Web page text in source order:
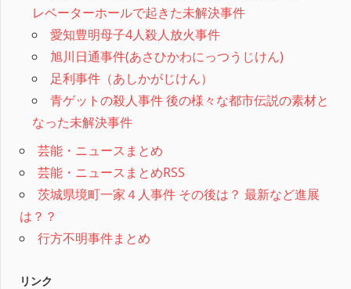
レベーターホールで起きた未解決事件
愛知豊明母子4人殺人放火事件
旭川日通事件(あさひかわにっつうじけん)
足利事件（あしかがじけん）
青ゲットの殺人事件 後の様々な都市伝説の素材と
なった未解決事件
芸能・ニュースまとめ
芸能・ニュースまとめRSS
茨城県境町一家４人事件 その後は？ 最新など進展
は？？
行方不明事件まとめ
リンク